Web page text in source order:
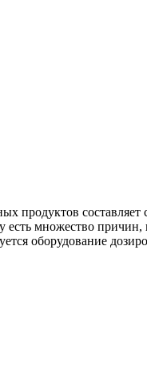
продуктов
множество причин,
оборудование